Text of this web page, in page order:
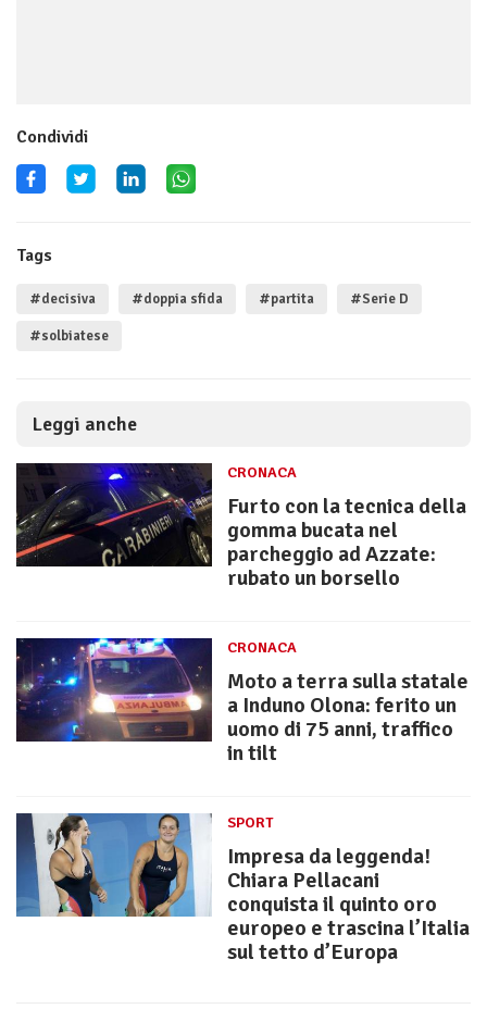
Condividi
Tags
#decisiva #doppia sfida #partita #Serie D
#solbiatese
Leggi anche
CRONACA
Furto con la tecnica della
gomma bucata nel
parcheggio ad Azzate:
rubato un borsello
CRONACA
Moto a terra sulla statale
a Induno Olona: ferito un
uomo di 75 anni, traffico
in tilt
SPORT
Impresa da leggenda!
Chiara Pellacani
conquista il quinto oro
europeo e trascina l’Italia
sul tetto d’Europa